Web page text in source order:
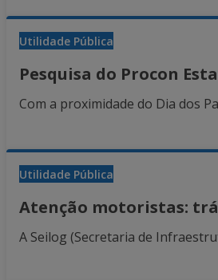
Utilidade Pública
Pesquisa do Procon
Com a proximidade do Dia dos
Utilidade Pública
Atenção motoristas:
A Seilog (Secretaria de